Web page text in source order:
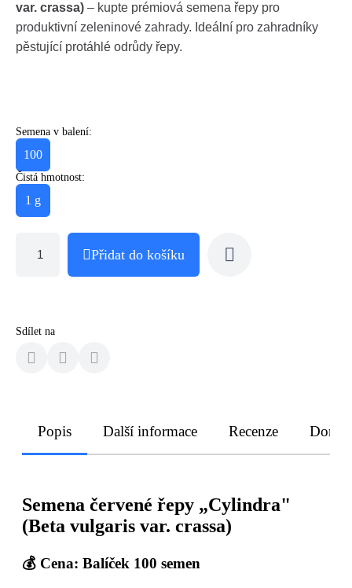
var. crassa) – kupte prémiová semena řepy pro
produktivní zeleninové zahrady. Ideální pro zahradníky
pěstující protáhlé odrůdy řepy.
Semena v balení:
100
Čistá hmotnost:
1 g
Přidat do košíku
Sdílet na
Popis Další informace Recenze
Semena červené řepy „Cylindra"
(Beta vulgaris var. crassa)
💰 Cena: Balíček 100 semen